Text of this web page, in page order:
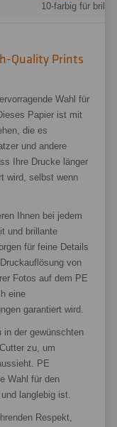
10-farbig für
Quality Prints
Wahl für
Papier ist mit
die es
und andere
Ihre Drucke länger
wird, selbst wenn
Ihnen bei jedem
und brillante
für feine Details
von
Fotos auf dem PE
eine
garantiert wird.
in der gewünschten
zu, um
PE
Wahl für den
langlebig ist.
Respekt,